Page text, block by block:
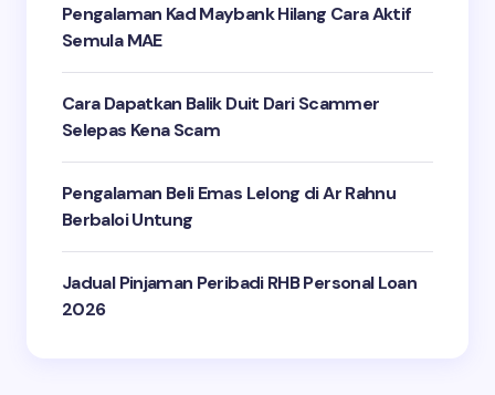
Pengalaman Kad Maybank Hilang Cara Aktif
Semula MAE
Cara Dapatkan Balik Duit Dari Scammer
Selepas Kena Scam
Pengalaman Beli Emas Lelong di Ar Rahnu
Berbaloi Untung
Jadual Pinjaman Peribadi RHB Personal Loan
2026